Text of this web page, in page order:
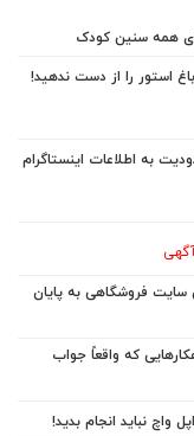
همه سنین کودک
استور را از دست ندهید!
آگهی
سایت فروشگاهی به پایان
که واقعاً جواب